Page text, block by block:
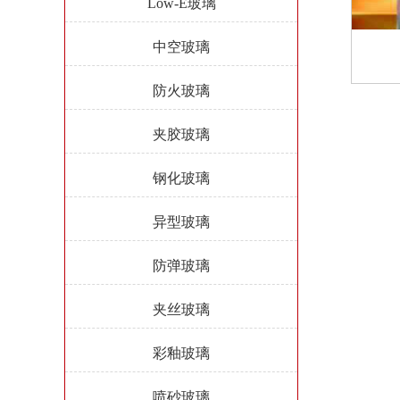
Low-E玻璃
中空玻璃
防火玻璃
夹胶玻璃
钢化玻璃
异型玻璃
防弹玻璃
夹丝玻璃
彩釉玻璃
喷砂玻璃